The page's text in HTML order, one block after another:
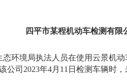
四平市某程机动车检测有
境局执法人员在使用云景机动
公司2023年4月11日检测车辆时